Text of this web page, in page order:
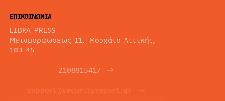
ΕΠΙΚΟΙΝΩΝΙΑ
LIBRA PRESS
Μεταμορφώσεως 11, Μοσχάτο Αττικής,
183 45
2108815417
support@securityreport.gr